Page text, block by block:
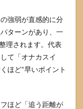
強弱が直感的に分
ターンがあり、一
理されます。代表
て「オナカスイ
ほど“早いポイント
ほど「追う距離が